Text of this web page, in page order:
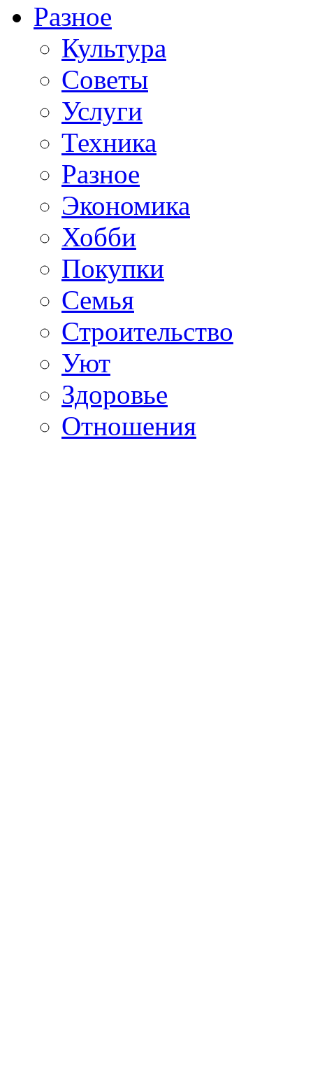
Разное
Культура
Советы
Услуги
Техника
Разное
Экономика
Хобби
Покупки
Семья
Строительство
Уют
Здоровье
Отношения